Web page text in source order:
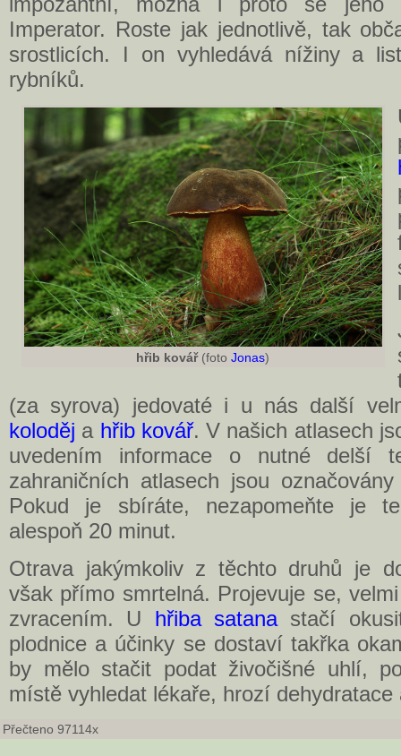
Imperator. Roste jak jednotlivě, tak
srostlicích. I on vyhledává nížiny a
rybníků.
hřib kovář(fotoJonas)
(za syrova) jedovaté i u nás další
koloděj a hřib kovář. V našich atlasech
uvedením informace o nutné delší
zahraničních atlasech jsou
Pokud je sbíráte, nezapomeňte je
alespoň 20 minut.
Otrava jakýmkoliv z těchto druhů je
však přímo smrtelná. Projevuje se,
zvracením. U hřiba satanastačí
plodnice a účinky se dostaví takřka
by mělo stačit podat živočišné uhlí,
místě vyhledat lékaře, hrozí dehydratace
Přečteno 97114x